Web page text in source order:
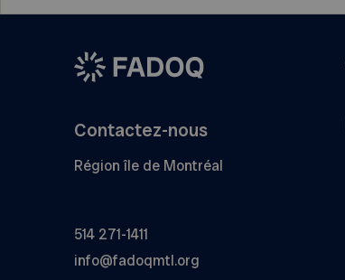
Contactez-nous
Région île de Montréal
514 271-1411
info@fadoqmtl.org